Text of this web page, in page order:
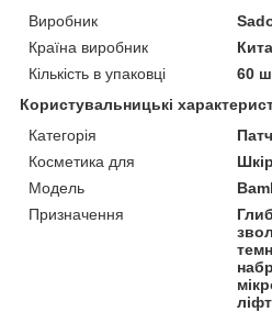
Виробник
Країна виробник
Кількість в упаковці
60
Користувальницькі
Категорія
Косметика для
Мoдель
Призначення